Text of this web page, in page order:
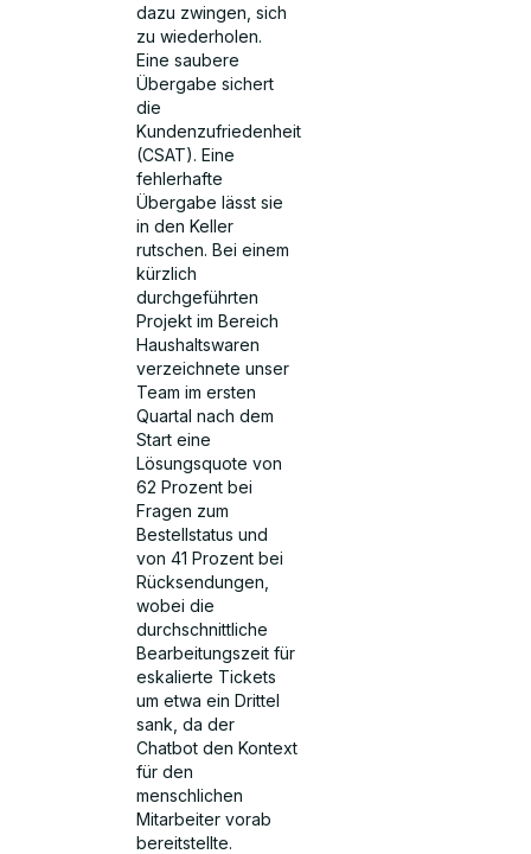
dazu zwingen, sich
zu wiederholen.
Eine saubere
Übergabe sichert
die
Kundenzufriedenheit
(CSAT). Eine
fehlerhafte
Übergabe lässt sie
in den Keller
rutschen. Bei einem
kürzlich
durchgeführten
Projekt im Bereich
Haushaltswaren
verzeichnete unser
Team im ersten
Quartal nach dem
Start eine
Lösungsquote von
62 Prozent bei
Fragen zum
Bestellstatus und
von 41 Prozent bei
Rücksendungen,
wobei die
durchschnittliche
Bearbeitungszeit für
eskalierte Tickets
um etwa ein Drittel
sank, da der
Chatbot den Kontext
für den
menschlichen
Mitarbeiter vorab
bereitstellte.